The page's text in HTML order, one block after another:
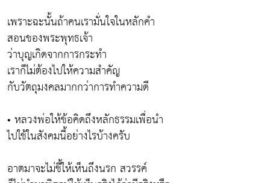
เพราะฉะนั้นถ้าคนเรามั่นใจในหลักคำ
สอนของพระพุทธเจ้า
ว่าบุญเกิดจากการกระทำ
เราก็ไม่ต้องไปให้ความสำคัญ
กับวัตถุมงคลมากกว่าการทำความดี
• หลวงพ่อให้ข้อคิดถึงหลักธรรมเพื่อนำ
ไปใช้ในสังคมนี้อย่างไรบ้างครับ
อาตมาจะไม่ชี้ให้เห็นถึงนรก สวรรค์